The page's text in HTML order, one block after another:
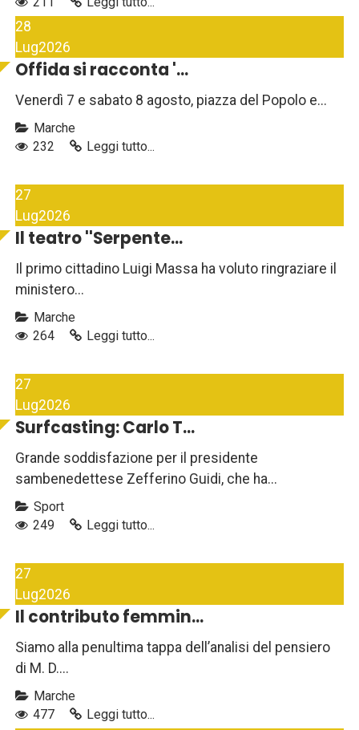
28
Lug2026
Offida si racconta '...
Venerdì 7 e sabato 8 agosto, piazza del Popolo e...
Marche
232
Leggi tutto...
27
Lug2026
Il teatro ''Serpente...
Il primo cittadino Luigi Massa ha voluto ringraziare il
ministero...
Marche
264
Leggi tutto...
27
Lug2026
Surfcasting: Carlo T...
Grande soddisfazione per il presidente
sambenedettese Zefferino Guidi, che ha...
Sport
249
Leggi tutto...
27
Lug2026
Il contributo femmin...
Siamo alla penultima tappa dell’analisi del pensiero
di M. D....
Marche
477
Leggi tutto...